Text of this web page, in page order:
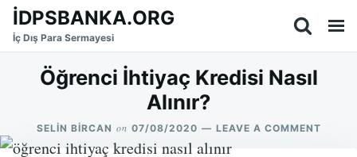
Skip
content
Search
for:
İDPSBANKA.ORG
İç Dış Para Sermayesi
Öğrenci İhtiyaç Kredisi Nasıl
Alınır?
SELIN BIRCAN on 07/08/2020 LEAVE A COMMENTON